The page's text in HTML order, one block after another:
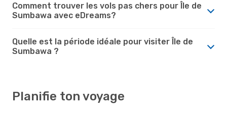
Comment trouver les vols pas chers pour Île de
Sumbawa avec eDreams?
Quelle est la période idéale pour visiter Île de
Sumbawa ?
Planifie ton voyage